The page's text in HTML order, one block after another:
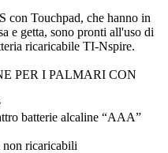
Touchpad, che hanno in
e getta, sono pronti all'uso di
ricaricabile TI-Nspire.
PER I PALMARI CON
batterie alcaline “AAA”
non ricaricabili